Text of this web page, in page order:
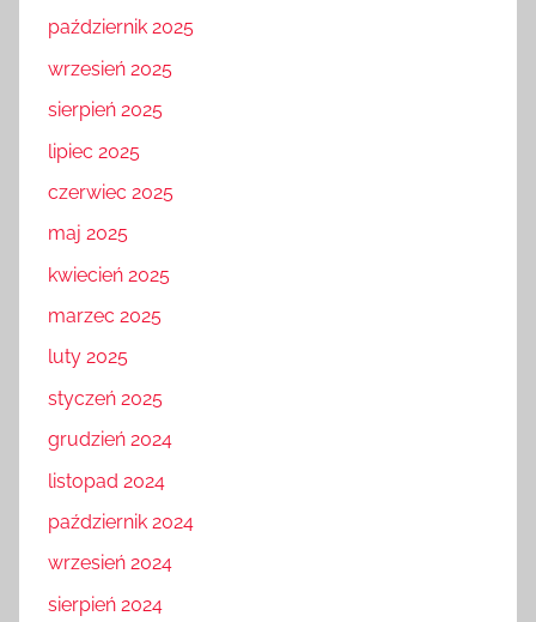
październik 2025
wrzesień 2025
sierpień 2025
lipiec 2025
czerwiec 2025
maj 2025
kwiecień 2025
marzec 2025
luty 2025
styczeń 2025
grudzień 2024
listopad 2024
październik 2024
wrzesień 2024
sierpień 2024